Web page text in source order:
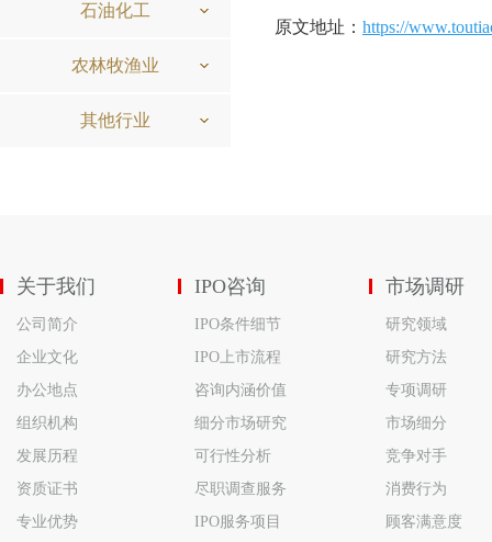
石油化工
农林牧渔业
其他行业
原文地址： https://
关于我们
公司简介
企业文化
办公地点
组织机构
发展历程
资质证书
专业优势
IPO咨询
IPO条件细节
IPO上市流程
咨询内涵价值
细分市场研究
可行性分析
尽职调查服务
IPO服务项目
市场调研
研究领域
研究方法
专项调研
市场细分
竞争对手
消费行为
顾客满意度